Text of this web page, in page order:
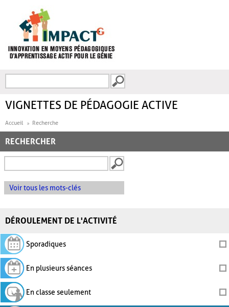
FORMULAIRE DE
VIGNETTES DE PÉDAGOGIE ACTIVE
Accueil Recherche
RECHERCHER
Voir tous les mots-clés
DÉROULEMENT DE L'ACTIVITÉ
Sporadiques
En plusieurs séances
En classe seulement